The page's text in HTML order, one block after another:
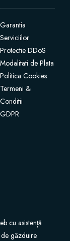
Garantia
Serviciilor
Protectie DDoS
Modalitati de Plata
Politica Cookies
Termeni &
Conditii
GDPR
cu asistență
găzduire